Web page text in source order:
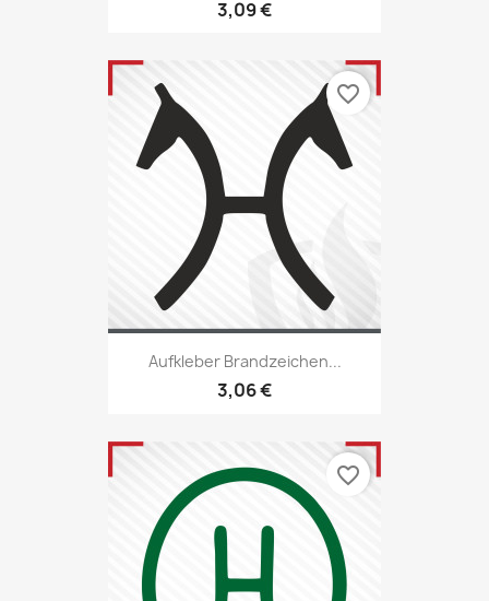
3,09 €
Aufkleber Brandzeichen...
3,06 €
favorite_border
favorite_border